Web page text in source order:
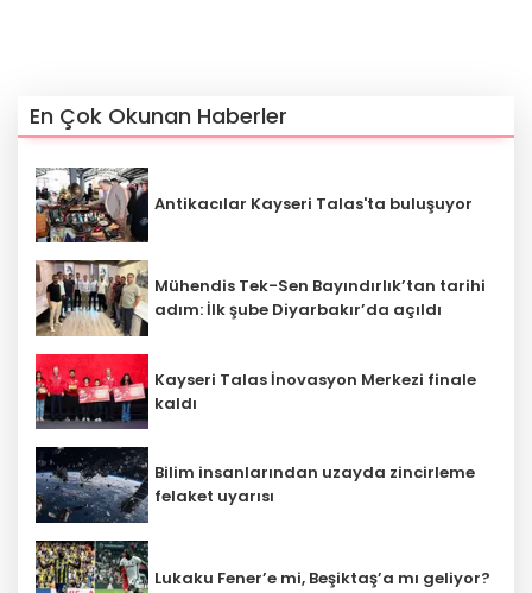
En Çok Okunan Haberler
Antikacılar Kayseri Talas'ta buluşuyor
Mühendis Tek-Sen Bayındırlık’tan tarihi
adım: İlk şube Diyarbakır’da açıldı
Kayseri Talas İnovasyon Merkezi finale
kaldı
Bilim insanlarından uzayda zincirleme
felaket uyarısı
Lukaku Fener’e mi, Beşiktaş’a mı geliyor?